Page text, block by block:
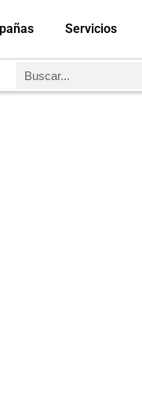
Servicios